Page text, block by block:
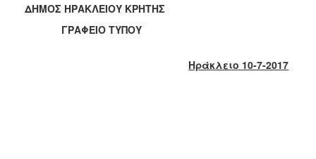
ΔΗΜΟΣ ΗΡΑΚΛΕΙΟΥ ΚΡΗΤΗΣ
ΓΡΑΦΕΙΟ ΤΥΠΟΥ
Ηράκλειο 10-7-2017